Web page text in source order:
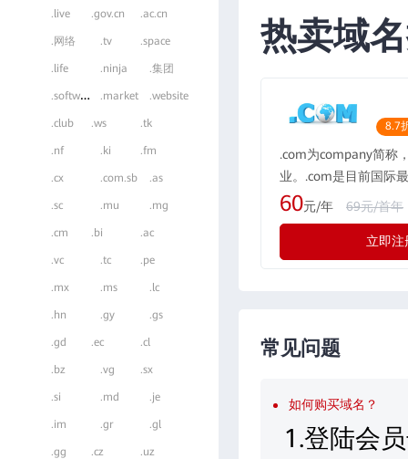
.live .gov.cn .ac.cn
.网络 .tv .space
.life .ninja .集团
.
software .market .website
.club .ws .tk
.nf .ki .fm
.cx .com.sb .as
.sc .mu .mg
.cm .bi .ac
.vc .tc .pe
.mx .ms .lc
.hn .gy .gs
.gd .ec .cl
.bz .vg .sx
.si .md .je
.im .gr .gl
.gg .cz .uz
热卖域
8.7
.com为company简称
业。.com是目前国际
域名格式，现全球的
际最广泛流行的通用
示为“公司”，形如：
60元/年 69元/首年
立即注
常见问题
如何购买域名？
1.登陆会